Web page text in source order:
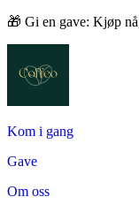
🎁 Gi en gave: Kjøp
Kom i gang
Gave
Om oss